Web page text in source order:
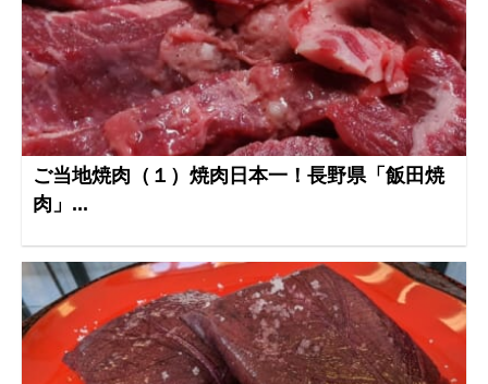
ご当地焼肉（１）焼肉日本一！長野県「飯田焼
肉」...